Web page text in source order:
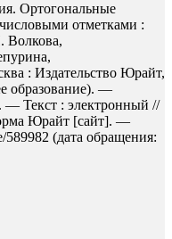
Ортогональные
отметками :
Волкова,
: Издательство Юрайт,
образование). —
— Текст : электронный //
Юрайт [сайт]. —
(дата обращения: